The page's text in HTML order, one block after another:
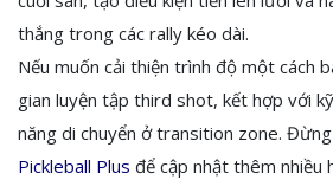
thắng trong các rally kéo dài.
Nếu muốn cải thiện trình độ một cách
gian luyện tập third shot, kết hợp với
năng di chuyển ở transition zone.
Pickleball Plus để cập nhật thêm nhiều